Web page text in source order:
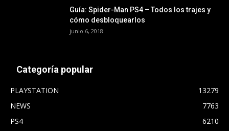
Guía: Spider-Man PS4 – Todos los trajes y
cómo desbloquearlos
junio 6, 2018
Categoría popular
PLAYSTATION
13279
NEWS
7763
PS4
6210